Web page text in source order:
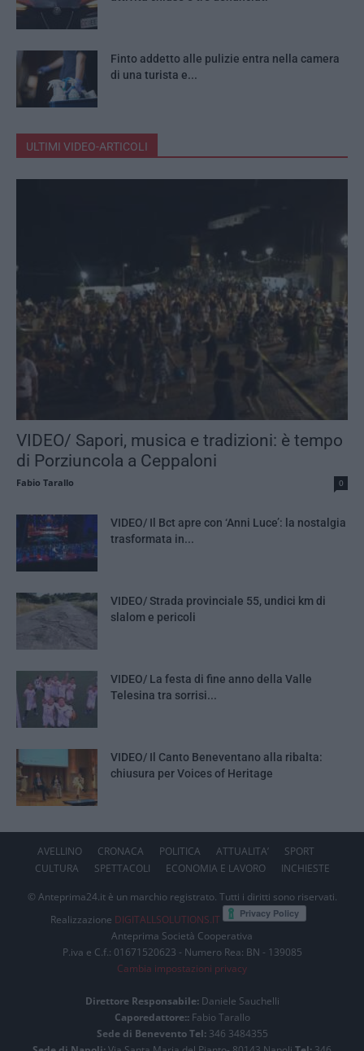
Finto addetto alle pulizie entra nella camera
di una turista e...
ULTIMI VIDEO-ARTICOLI
VIDEO/ Sapori, musica e tradizioni: è tempo
di Porziuncola a Ceppaloni
Fabio Tarallo 0
VIDEO/ Il Bct apre con ‘Anni Luce’: la nostalgia
trasformata in...
VIDEO/ Strada provinciale 55, undici km di
slalom e pericoli
VIDEO/ La festa di fine anno della Valle
Telesina tra sorrisi...
VIDEO/ Il Canto Beneventano alla ribalta:
chiusura per Voices of Heritage
AVELLINO CRONACA POLITICA ATTUALITA’
SPORT
CULTURA
SPETTACOLI ECONOMIA E LAVORO INCHIESTE
© Anteprima24.it è un marchio registrato. Tutti i diritti sono riservati.
Realizzazione DIGITALLSOLUTIONS.IT
Anteprima Società Cooperativa
P.iva e C.f.: 01671520623 - Numero Rea: BN - 139085
Cambia impostazioni privacy
Direttore Responsabile:Daniele Sauchelli
Caporedattore::Fabio Tarallo
Sede di Benevento Tel: 346 3484355